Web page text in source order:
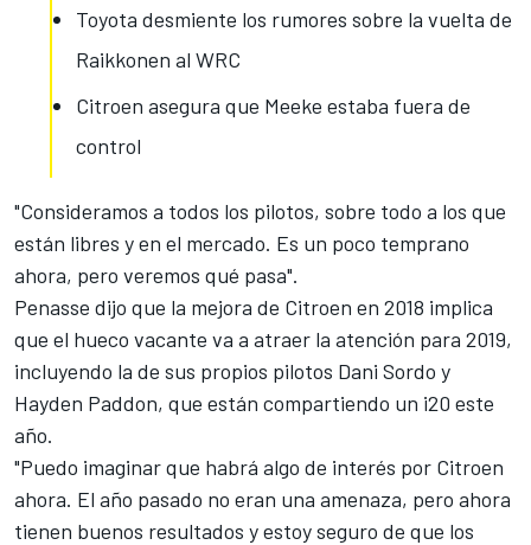
Toyota desmiente los rumores sobre la vuelta de
Raikkonen al WRC
Citroen asegura que Meeke estaba fuera de
control
"Consideramos a todos los pilotos, sobre todo a los que
están libres y en el mercado. Es un poco temprano
ahora, pero veremos qué pasa".
Penasse dijo que la mejora de Citroen en 2018 implica
que el hueco vacante va a atraer la atención para 2019,
incluyendo la de sus propios pilotos Dani Sordo y
Hayden Paddon, que están compartiendo un i20 este
año.
"Puedo imaginar que habrá algo de interés por Citroen
ahora. El año pasado no eran una amenaza, pero ahora
tienen buenos resultados y estoy seguro de que los